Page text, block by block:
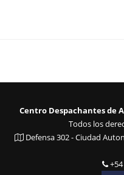
Centro Despachantes de
Todos los
Defensa 302 - Ciudad
+54